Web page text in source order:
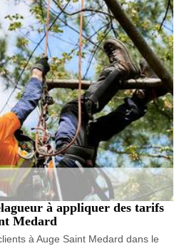
à appliquer des tarifs
Medard
à Auge Saint Medard dans le